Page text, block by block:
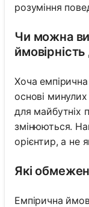
розуміння
Чи можна
Хоча
основі
для майбутніх
змінюються.
орієнтир, а не
Які
Емпірична